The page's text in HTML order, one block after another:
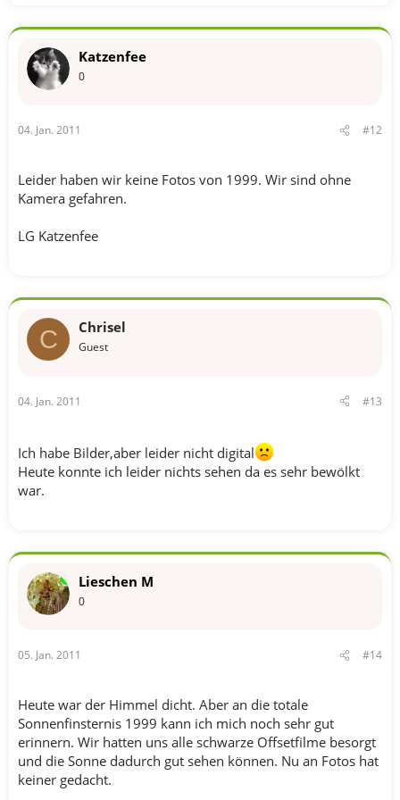
Katzenfee
0
04. Jan. 2011 #12
Leider haben wir keine Fotos von 1999. Wir sind ohne
Kamera gefahren.
LG Katzenfee
C Chrisel
Guest
04. Jan. 2011 #13
Ich habe Bilder,aber leider nicht digital
Heute konnte ich leider nichts sehen da es sehr bewölkt
war.
Lieschen M
0
05. Jan. 2011 #14
Heute war der Himmel dicht. Aber an die totale
Sonnenfinsternis 1999 kann ich mich noch sehr gut
erinnern. Wir hatten uns alle schwarze Offsetfilme besorgt
und die Sonne dadurch gut sehen können. Nu an Fotos hat
keiner gedacht.